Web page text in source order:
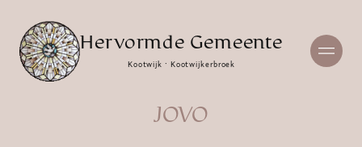
Hervormde Gemeente
Kootwijk · Kootwijkerbroek
JOVO